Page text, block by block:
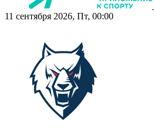
11 сентября 2026, Пт, 00:00